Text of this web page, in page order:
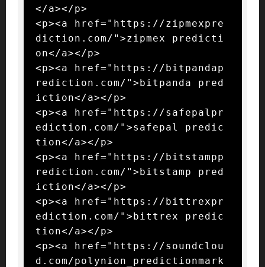
</a></p>
<p><a href="https://zipmexpre
diction.com/">zipmex predicti
on</a></p>
<p><a href="https://bitpandap
rediction.com/">bitpanda pred
iction</a></p>
<p><a href="https://safepalpr
ediction.com/">safepal predic
tion</a></p>
<p><a href="https://bitstampp
rediction.com/">bitstamp pred
iction</a></p>
<p><a href="https://bittrexpr
ediction.com/">bittrex predic
tion</a></p>
<p><a href="https://soundclou
d.com/polynion_predictionmark